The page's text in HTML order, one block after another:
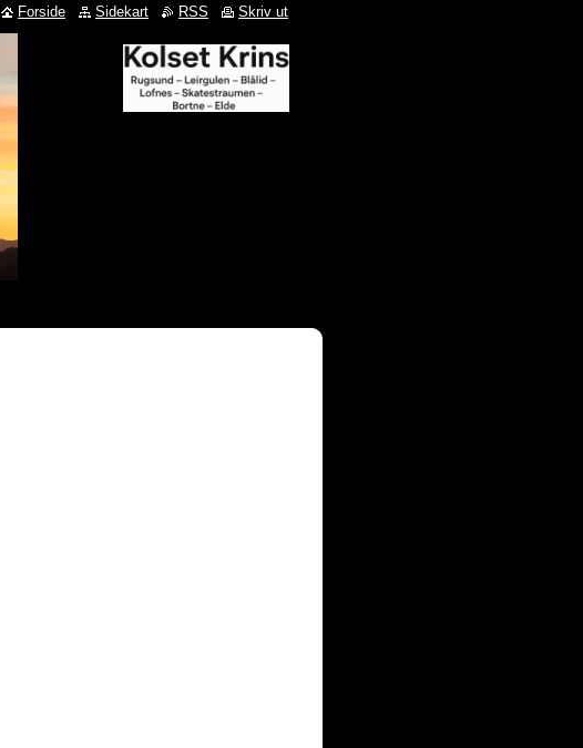
Forside Sidekart RSS Skriv ut